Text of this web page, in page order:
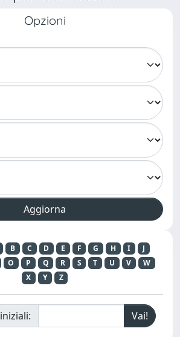
Opzioni
B C D E F G H I
J
O P Q R S T U V
W
X
Y Z